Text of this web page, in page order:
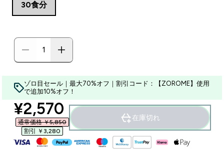
30食分
ゾロ目セール｜最大70%オフ｜割引コード：【ZOROME】使用
で追加10%オフ！
discounted price
¥2,570‎
通常価格 ￥5,850‎
割引 ￥3,280‎
在庫切れ